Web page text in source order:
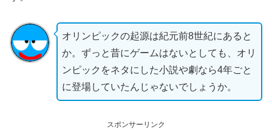
オリンピックの起源は紀元前8世紀にあると
か。ずっと昔にゲームはないとしても、オリ
ンピックをネタにした小説や劇なら4年ごと
に登場していたんじゃないでしょうか。
スポンサーリンク